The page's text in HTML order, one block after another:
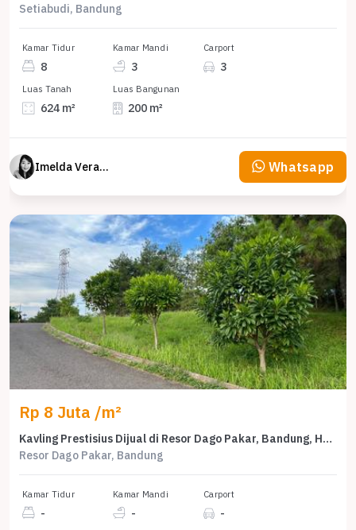
Setiabudi, Bandung
Kamar Tidur
8
Kamar Mandi
3
Carport
3
Luas Tanah
624 m²
Luas Bangunan
200 m²
Imelda Veranika Whatsapp
Rp 8 Juta /m²
Kavling Prestisius Dijual di Resor Dago Pakar, Bandung, Harga 6,45 Miliar
Resor Dago Pakar, Bandung
Kamar Tidur
-
Kamar Mandi
-
Carport
-